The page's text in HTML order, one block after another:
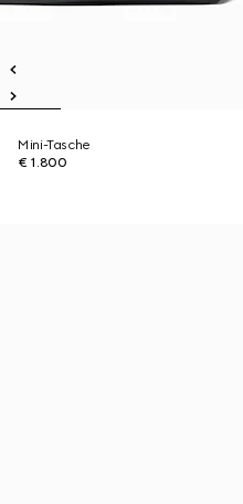
Mini-Tasche
€ 1.800